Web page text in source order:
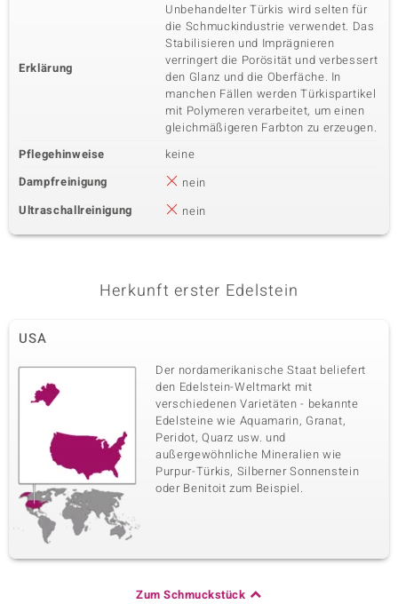
Erklärung
Unbehandelter Türkis wird selten für
die Schmuckindustrie verwendet. Das
Stabilisieren und Imprägnieren
verringert die Porösität und verbessert
den Glanz und die Oberfäche. In
manchen Fällen werden Türkispartikel
mit Polymeren verarbeitet, um einen
gleichmäßigeren Farbton zu erzeugen.
Pflegehinweise
keine
Dampfreinigung
nein
Ultraschallreinigung
nein
Herkunft erster Edelstein
USA
Der nordamerikanische Staat beliefert
den Edelstein-Weltmarkt mit
verschiedenen Varietäten - bekannte
Edelsteine wie Aquamarin, Granat,
Peridot, Quarz usw. und
außergewöhnliche Mineralien wie
Purpur-Türkis, Silberner Sonnenstein
oder Benitoit zum Beispiel.
Zum Schmuckstück